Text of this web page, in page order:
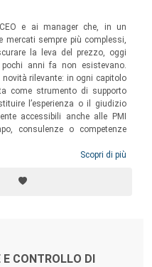
e ai manager che, in un
sempre più complessi,
la leva del prezzo, oggi
anni fa non esistevano.
rilevante: in ogni capitolo
come strumento di supporto
l’esperienza o il giudizio
accessibili anche alle PMI
consulenze o competenze
Scopri di più
CONTROLLO DI